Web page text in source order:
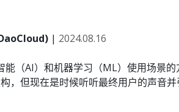
| 2024.08.16
（AI）和机器学习（ML）使用场景的
，但现在是时候听听最终用户的声音